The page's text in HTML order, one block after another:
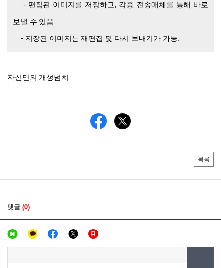
- 편집된 이미지를 저장하고, 각종 전송매체를 통해 바로
보낼 수 있음
- 저장된 이미지는 재편집 및 다시 보내기가 가능.
자신만의 개성넘치
목록
댓글 (0)